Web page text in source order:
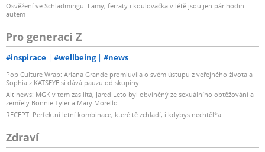
Osvěžení ve Schladmingu: Lamy, ferraty i koulovačka v létě jsou jen pár hodin
autem
Pro generaci Z
#inspirace #wellbeing #news
Pop Culture Wrap: Ariana Grande promluvila o svém ústupu z veřejného života a
Sophia z KATSEYE si dává pauzu od skupiny
Alt news: MGK v tom zas lítá, Jared Leto byl obviněný ze sexuálního obtěžování a
zemřely Bonnie Tyler a Mary Morello
RECEPT: Perfektní letní kombinace, které tě zchladí, i kdybys nechtěl*a
Zdraví